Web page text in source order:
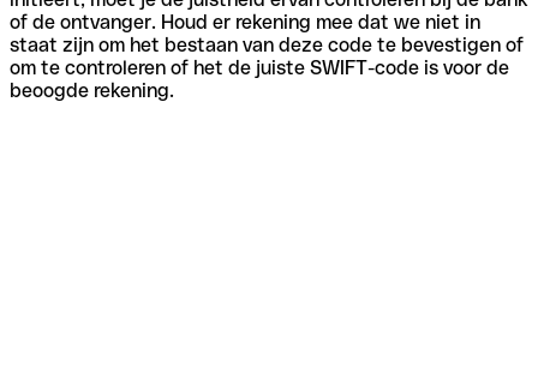
of de ontvanger. Houd er rekening mee dat we niet in
staat zijn om het bestaan van deze code te bevestigen of
om te controleren of het de juiste SWIFT-code is voor de
beoogde rekening.